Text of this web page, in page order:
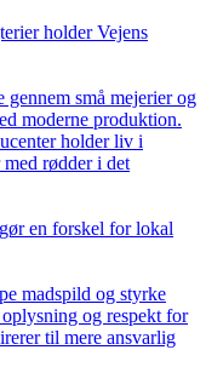
holder Vejens
små mejerier og
moderne produktion.
holder liv i
rødder i det
en forskel for lokal
madspild og styrke
og respekt for
til mere ansvarlig